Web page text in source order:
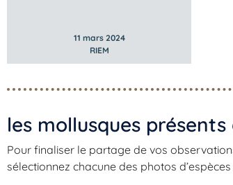
11 mars 2024
RIEM
les mollusques
Pour finaliser le partage de vos
sélectionnez chacune des photos